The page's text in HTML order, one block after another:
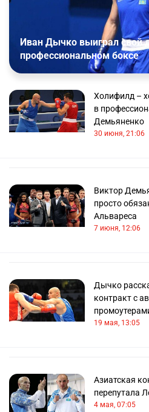
Иван Дычко выиграл свой
профессиональном боксе
Холифилд –
в
Демьяненко
30 июня, 21:06
Виктор
просто
Альвареса
7 июня, 12:06
Дычко
контракт с
19 мая, 13:05
Азиатская
перепутала
4 мая, 07:05